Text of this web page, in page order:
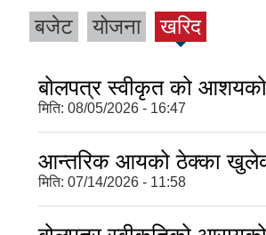
बजेट योजना खरिद
बोलपत्र स्वीकृत को
मिति: 08/05/2026 - 16:47
आन्तरिक आयको ठेक्का
मिति: 07/14/2026 - 11:58